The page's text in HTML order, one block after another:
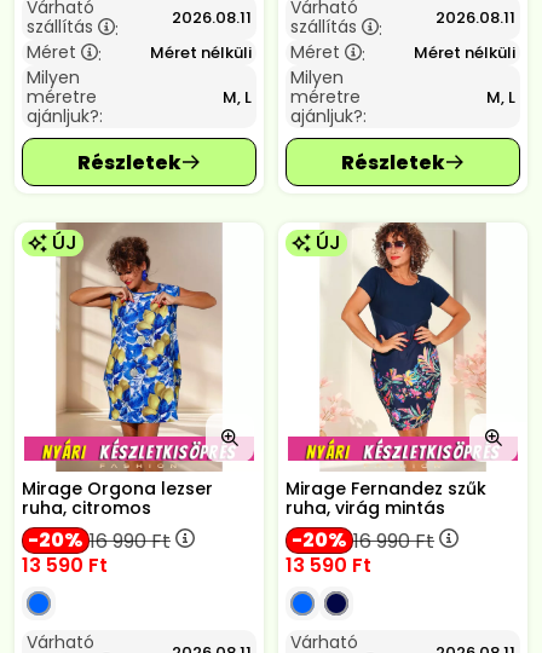
Várható
szállítás
: 2026.08.11
Méret : Méret nélküli
Milyen
méretre
ajánljuk?:
M, L
Várható
szállítás
: 2026.08.11
Méret : Méret nélküli
Milyen
méretre
ajánljuk?:
M, L
ÚJ
Mirage Orgona lezser
ruha, citromos
20 16 990Ft
13 590 Ft
Várható
ÚJ
Mirage Fernandez szűk
ruha, virág mintás
20 16 990Ft
13 590 Ft
Várható